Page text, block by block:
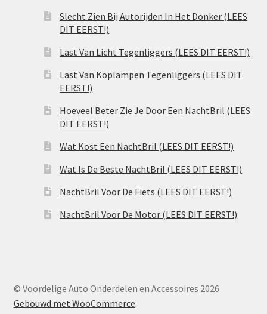
Slecht Zien Bij Autorijden In Het Donker (LEES
DIT EERST!)
Last Van Licht Tegenliggers (LEES DIT EERST!)
Last Van Koplampen Tegenliggers (LEES DIT
EERST!)
Hoeveel Beter Zie Je Door Een NachtBril (LEES
DIT EERST!)
Wat Kost Een NachtBril (LEES DIT EERST!)
Wat Is De Beste NachtBril (LEES DIT EERST!)
NachtBril Voor De Fiets (LEES DIT EERST!)
NachtBril Voor De Motor (LEES DIT EERST!)
© Voordelige Auto Onderdelen en Accessoires 2026
Gebouwd met WooCommerce.